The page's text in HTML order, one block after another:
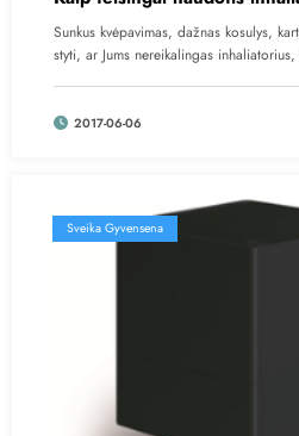
Sunkus kvėpavimas, dažnas kosulys,
styti, ar Jums nereikalingas
2017-06-06
Sveika Gyvensena